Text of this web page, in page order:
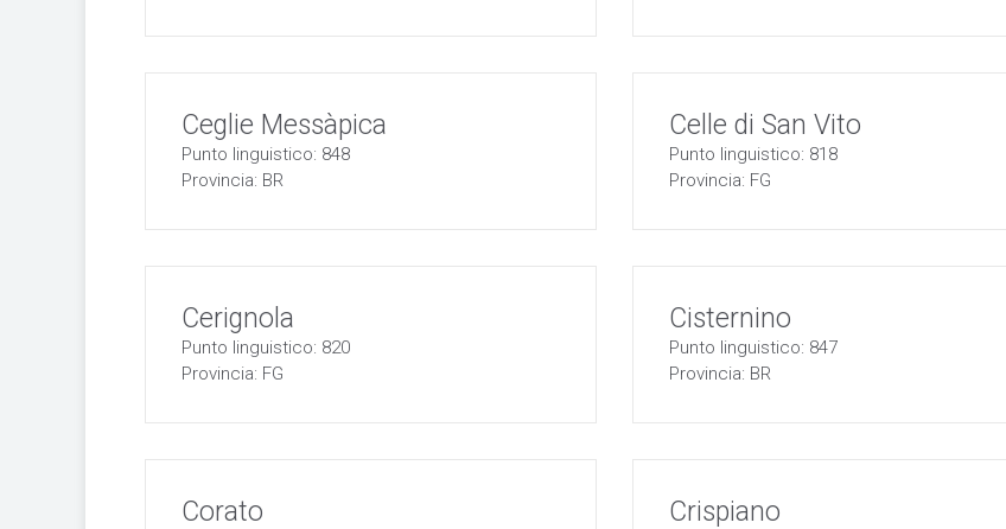
Ceglie Messàpica
Punto linguistico: 848
Provincia: BR
Celle di San Vito
Punto linguistico: 818
Provincia: FG
Cerignola
Punto linguistico: 820
Provincia: FG
Cisternino
Punto linguistico: 847
Provincia: BR
Corato Crispiano